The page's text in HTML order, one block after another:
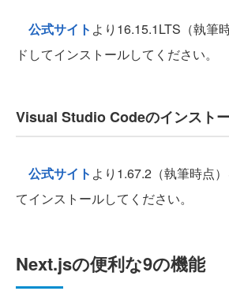
公式サイト より16.15.1LTS（執筆
ドしてインストールしてください。
Visual Studio Codeのインスト
公式サイト より1.67.2（執筆時点
てインストールしてください。
Next.jsの便利な9の機能